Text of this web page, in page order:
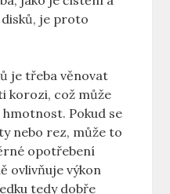
je proto
je třeba věnovat
‌korozi, což může
Pokud se
nebo ​rez, může‍ to‍
opotřebení
ovlivňuje výkon⁢
⁣tedy dobře